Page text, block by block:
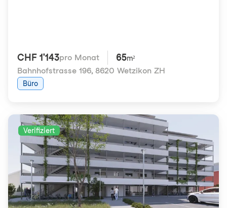
CHF 1'143pro Monat 65m²
Bahnhofstrasse 196, 8620 Wetzikon ZH
Büro
Verifiziert